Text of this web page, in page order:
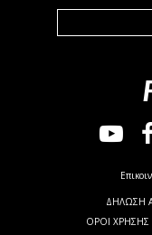
ΔΗΛΩΣΗ
ΟΡΟΙ ΧΡΗΣΗΣ